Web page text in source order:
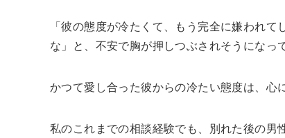
「彼の態度が冷たくて、もう完全に嫌われ
な」と、不安で胸が押しつぶされそうになっ
かつて愛し合った彼からの冷たい態度は、心
私のこれまでの相談経験でも、別れた後の